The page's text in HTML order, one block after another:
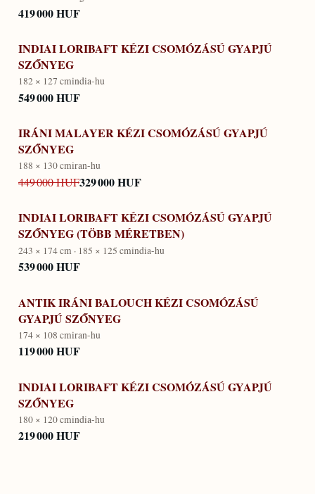
419 000 HUF
INDIAI LORIBAFT KÉZI CSOMÓZÁSÚ GYAPJÚ
SZŐNYEG
182 × 127 cmindia-hu
549 000 HUF
IRÁNI MALAYER KÉZI CSOMÓZÁSÚ GYAPJÚ
SZŐNYEG
188 × 130 cmiran-hu
449 000 HUF329 000 HUF
INDIAI LORIBAFT KÉZI CSOMÓZÁSÚ GYAPJÚ
SZŐNYEG (TÖBB MÉRETBEN)
243 × 174 cm · 185 × 125 cmindia-hu
539 000 HUF
ANTIK IRÁNI BALOUCH KÉZI CSOMÓZÁSÚ
GYAPJÚ SZŐNYEG
174 × 108 cmiran-hu
119 000 HUF
INDIAI LORIBAFT KÉZI CSOMÓZÁSÚ GYAPJÚ
SZŐNYEG
180 × 120 cmindia-hu
219 000 HUF